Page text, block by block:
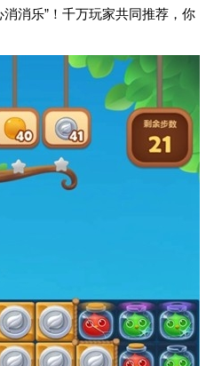
消乐”！千万玩家共同推荐，你